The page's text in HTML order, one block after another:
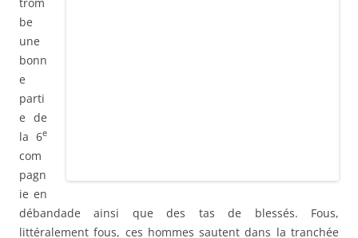
littéralement fous, ces hommes sautent dans la tranchée
avec l’idée de s’en aller, de fuir. Ils encombrent tout et
suscitent une pagaille inouïe. Et le bombardement auquel
s’ajoutent des obus de canon revolver au sifflement
caractéristique continue, s’accentue, effroyable. Des obus
percutants
un éclat dans le dos. Cela me fait mal. On n’a pas le temps
de s’en occuper. La fusillade fait rage du côté ennemi ; on
entend les mitrailleuses cracher et les balles sifflent au-
dessus de nos têtes.
Nous sommes abasourdis, on crie, on gueule, il faut dire le